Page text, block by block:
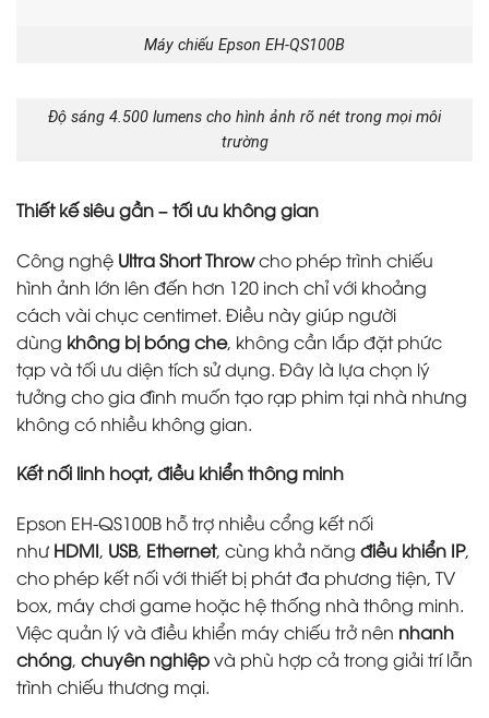
Máy chiếu Epson EH-QS100B
Độ sáng 4.500 lumens cho hình ảnh rõ nét trong mọi môi
trường
Thiết kế siêu gần – tối ưu không gian
Công nghệ Ultra Short Throwcho phép trình chiếu
hình ảnh lớn lên đến hơn 120 inch chỉ với khoảng
cách vài chục centimet. Điều này giúp người
dùng không bị bóng che, không cần lắp đặt phức
tạp và tối ưu diện tích sử dụng. Đây là lựa chọn lý
tưởng cho gia đình muốn tạo rạp phim tại nhà nhưng
không có nhiều không gian.
Kết nối linh hoạt, điều khiển thông minh
Epson EH-QS100B hỗ trợ nhiều cổng kết nối
như HDMI, USB, Ethernet, cùng khả năng điều khiển IP,
cho phép kết nối với thiết bị phát đa phương tiện, TV
box, máy chơi game hoặc hệ thống nhà thông minh.
Việc quản lý và điều khiển máy chiếu trở nên nhanh
chóng, chuyên nghiệpvà phù hợp cả trong giải trí lẫn
trình chiếu thương mại.